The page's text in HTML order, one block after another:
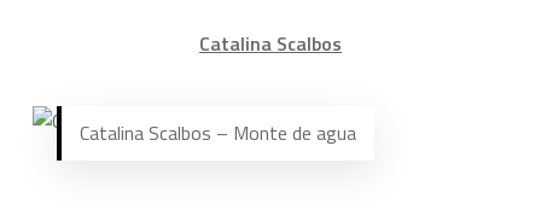
Catalina Scalbos
Catalina Scalbos – Monte de agua